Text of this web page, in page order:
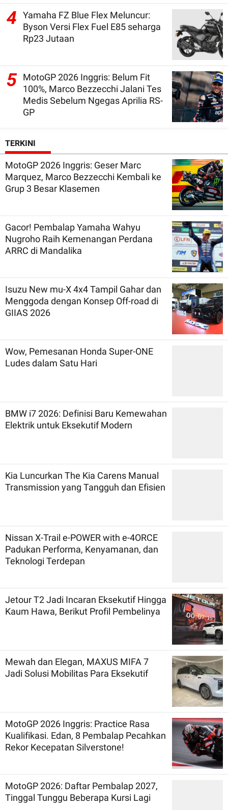
4
Yamaha FZ Blue Flex Meluncur:
Byson Versi Flex Fuel E85 seharga
Rp23 Jutaan
5 MotoGP 2026 Inggris: Belum Fit
100%, Marco Bezzecchi Jalani Tes
Medis Sebelum Ngegas Aprilia RS-
GP
TERKINI
MotoGP 2026 Inggris: Geser Marc
Marquez, Marco Bezzecchi Kembali ke
Grup 3 Besar Klasemen
Gacor! Pembalap Yamaha Wahyu
Nugroho Raih Kemenangan Perdana
ARRC di Mandalika
Isuzu New mu-X 4x4 Tampil Gahar dan
Menggoda dengan Konsep Off-road di
GIIAS 2026
Wow, Pemesanan Honda Super-ONE
Ludes dalam Satu Hari
BMW i7 2026: Definisi Baru Kemewahan
Elektrik untuk Eksekutif Modern
Kia Luncurkan The Kia Carens Manual
Transmission yang Tangguh dan Efisien
Nissan X-Trail e-POWER with e-4ORCE
Padukan Performa, Kenyamanan, dan
Teknologi Terdepan
Jetour T2 Jadi Incaran Eksekutif Hingga
Kaum Hawa, Berikut Profil Pembelinya
Mewah dan Elegan, MAXUS MIFA 7
Jadi Solusi Mobilitas Para Eksekutif
MotoGP 2026 Inggris: Practice Rasa
Kualifikasi. Edan, 8 Pembalap Pecahkan
Rekor Kecepatan Silverstone!
MotoGP 2026: Daftar Pembalap 2027,
Tinggal Tunggu Beberapa Kursi Lagi